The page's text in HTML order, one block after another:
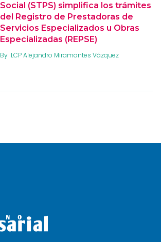
Social (STPS) simplifica los trámites
del Registro de Prestadoras de
Servicios Especializados u Obras
Especializadas (REPSE)
By LCP Alejandro Miramontes Vázquez